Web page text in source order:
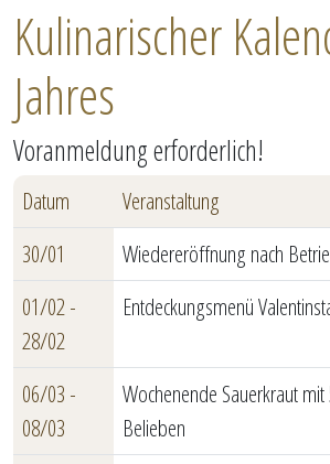
Kulinarischer
Jahres
Voranmeldung erforderlich!
Datum
Veranstaltung
30/01
Wiedereröffnung nach
01/02 -
28/02
Entdeckungsmenü
06/03 -
08/03
Wochenende Sauerkraut
Belieben